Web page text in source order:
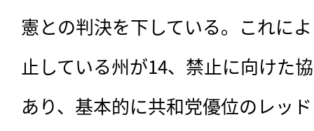
憲との判決を下している。これに
止している州が14、禁止に向けた
あり、基本的に共和党優位のレッ